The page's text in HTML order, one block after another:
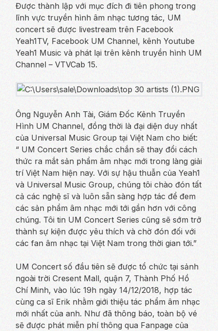
Được thành lập với mục đích đi tiên phong trong
lĩnh vực truyền hình âm nhạc tương tác, UM
concert sẽ được livestream trên Facebook
Yeah1TV, Facebook UM Channel, kênh Youtube
Yeah1 Music và phát lại trên kênh truyền hình UM
Channel – VTVCab 15.
Ông Nguyễn Anh Tài, Giám Đốc Kênh Truyền
Hình UM Channel, đồng thời là đại diện duy nhất
của Universal Music Group tại Việt Nam cho biết:
“ UM Concert Series chắc chắn sẽ thay đổi cách
thức ra mắt sản phẩm âm nhạc mới trong làng giải
trí Việt Nam hiện nay. Với sự hậu thuẫn của Yeah1
và Universal Music Group, chúng tôi chào đón tất
cả các nghệ sĩ và luôn sẵn sàng hợp tác để đem
các sản phẩm âm nhạc mới tới gần hơn với công
chúng. Tôi tin UM Concert Series cũng sẽ sớm trở
thành sự kiện được yêu thích và chờ đón đối với
các fan âm nhạc tại Việt Nam trong thời gian tới.”
UM Concert số đầu tiên sẽ được tổ chức tại sảnh
ngoài trời Cresent Mall, quận 7, Thành Phố Hồ
Chí Minh, vào lúc 19h ngày 14/12/2018, hợp tác
cùng ca sĩ Erik nhằm giới thiệu tác phẩm âm nhạc
mới nhất của anh. Như đã thông báo, toàn bộ vé
sẽ được phát miễn phí thông qua Fanpage của